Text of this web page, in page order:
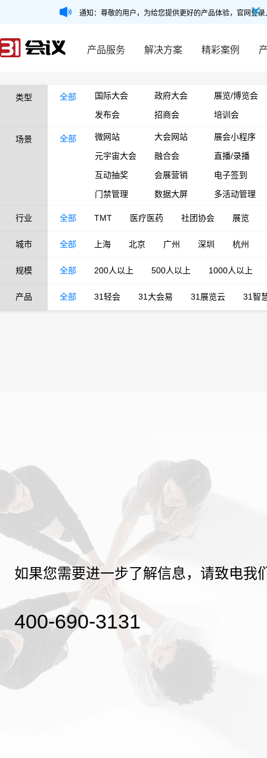
通知：尊敬的用户，为给您提供更好的产品体验，官网登
产品服务 解决方案 精彩案例
类型 全部 国际大会 政府大会
展览/博览会
发布会
招商会 培训会
场景 全部 微网站 大会网站
展会小程序
元宇宙大会
融合会
直播/录播
互动抽奖
会展营销
电子签到
门禁管理
数据大屏 多活动管理
行业 全部 TMT 医疗医药 社团协会 展览
城市 全部 上海 北京 广州 深圳 杭州
规模 全部 200人以上 500人以上 1000人以上
产品 全部 31轻会 31大会易 31展览云 31智
如果您需要进一步了解信息，请致电我
400-690-3131